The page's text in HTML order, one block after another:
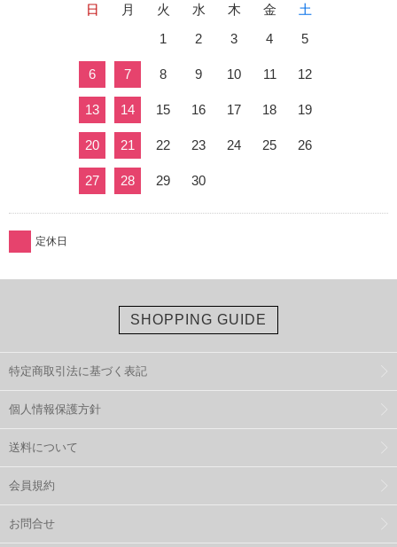
日 月 火 水 木 金
土
1
2 3 4 5
6 7 8 9 10 11 12
13 14 15 16 17 18 19
20 21 22 23 24 25 26
27 28 29 30
定休日
SHOPPING GUIDE
特定商取引法に基づく表記
個人情報保護方針
送料について
会員規約
お問合せ